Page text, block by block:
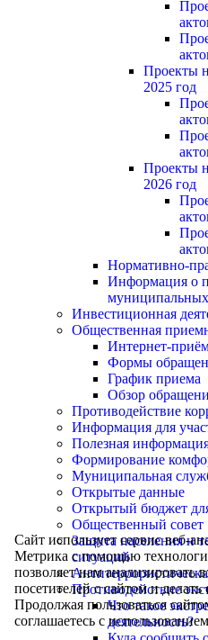
Проекты
2025 год
Проекты
2026 год
Нормативно-
Информация о
Инвестиционная
Общественная
Интернет-
Формы
График приема
Обзор
Противодействие
Информация для
Полезная
Формирование
Муниципальная
Открытые данные
Открытый бюджет
Общественный совет
Защита населения и
ситуаций
Противодействие
Что такое
деятельность?
Сайт использует сервис веб-
Метрика с помощью
позволяет нам анализировать
посетителей с сайтом и
Продолжая пользоваться
соглашаетесь с